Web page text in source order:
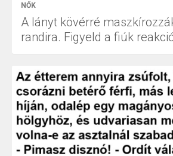
NŐK
A lányt kövérré
randira. Figyeld a fiúk